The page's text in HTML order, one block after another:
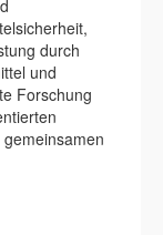
durch
und
Forschung